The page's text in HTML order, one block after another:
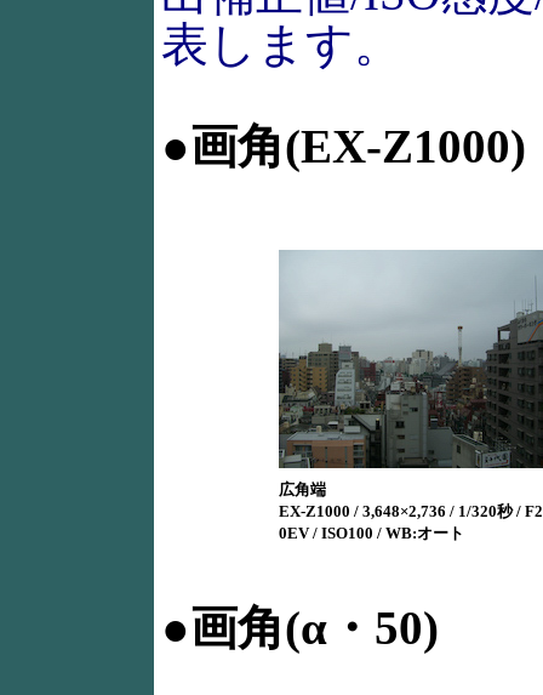
表します。
●画角(EX-Z1000)
広角端
EX-Z1000 / 3,648×2,736 / 1/320秒 /
0EV / ISO100 / WB:オート
●画角(α・50)